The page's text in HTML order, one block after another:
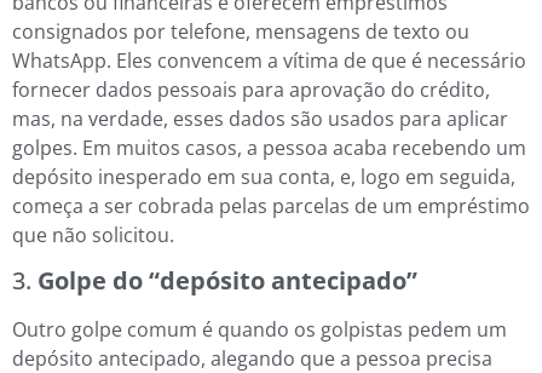
consignados por telefone, mensagens de texto ou
WhatsApp. Eles convencem a vítima de que é necessário
fornecer dados pessoais para aprovação do crédito,
mas, na verdade, esses dados são usados para aplicar
golpes. Em muitos casos, a pessoa acaba recebendo um
depósito inesperado em sua conta, e, logo em seguida,
começa a ser cobrada pelas parcelas de um empréstimo
que não solicitou.
3. Golpe do “depósito antecipado”
Outro golpe comum é quando os golpistas pedem um
depósito antecipado, alegando que a pessoa precisa